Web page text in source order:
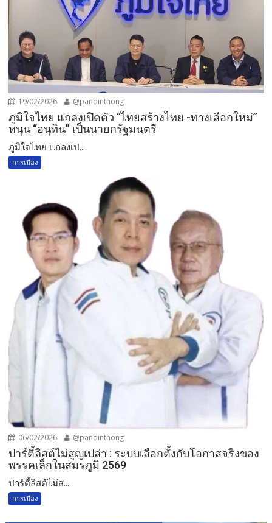
19/02/2026 @pandinthong
ภูมิใจไทย แถลงเปิดตัว “ไทยสร้างไทย -ทางเลือกใหม่”
หนุน “อนุทิน” เป็นนายกรัฐมนตรี
ภูมิใจไทย แถลงเป...
การเมือง
06/02/2026 @pandinthong
ปาร์ตี้ลิสต์ไม่สูญเปล่า : ระบบเลือกตั้งกับโอกาสจริงของ
พรรคเล็กในสมรภูมิ 2569
ปาร์ตี้ลิสต์ไม่ส...
การเมือง